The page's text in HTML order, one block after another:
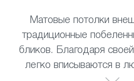
Матовые потолки
традиционные
бликов. Благодаря
легко вписываются в